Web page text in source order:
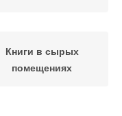
Книги в сырых
помещениях